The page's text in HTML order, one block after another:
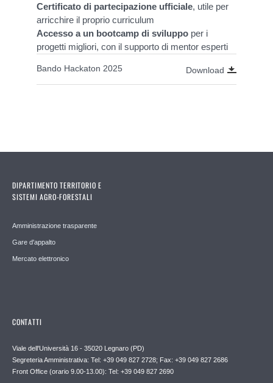
Certificato di partecipazione ufficiale, utile per
arricchire il proprio curriculum
Accesso a un bootcamp di sviluppo per i
progetti migliori, con il supporto di mentor esperti
Bando Hackaton 2025 Download
DIPARTIMENTO TERRITORIO E
SISTEMI AGRO-FORESTALI
Amministrazione trasparente
Gare d'appalto
Mercato elettronico
CONTATTI
Viale dell'Università 16 - 35020 Legnaro (PD)
Segreteria Amministrativa: Tel: +39 049 827 2728; Fax: +39 049 827 2686
Front Office (orario 9.00-13.00): Tel: +39 049 827 2690